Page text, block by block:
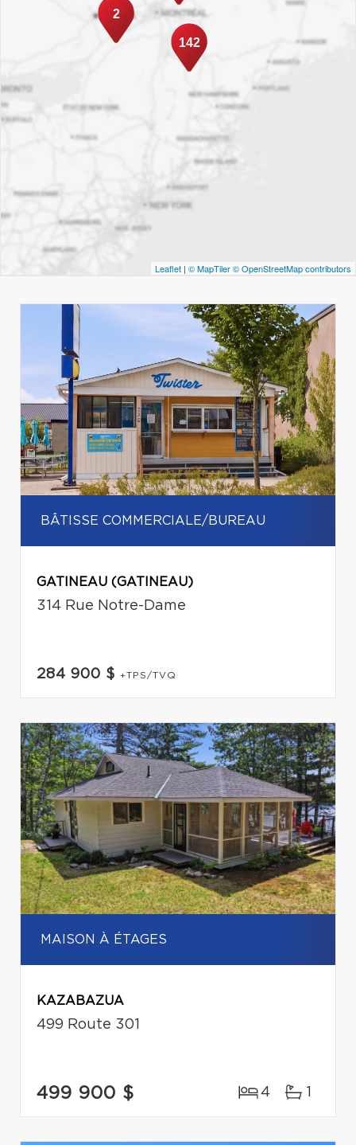
2
142
Leaflet | © MapTiler© OpenStreetMap contributors
BÂTISSE COMMERCIALE/BUREAU
GATINEAU (GATINEAU)
314 Rue Notre-Dame
284 900 $ +TPS/TVQ
MAISON À ÉTAGES
KAZABAZUA
499 Route 301
499 900 $ 4 1